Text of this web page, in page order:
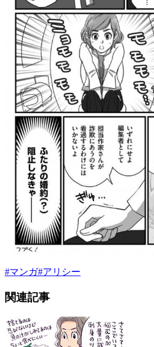
#マンガ#アリシー
関連記事